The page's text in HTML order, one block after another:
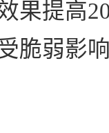
果提高
脆弱影